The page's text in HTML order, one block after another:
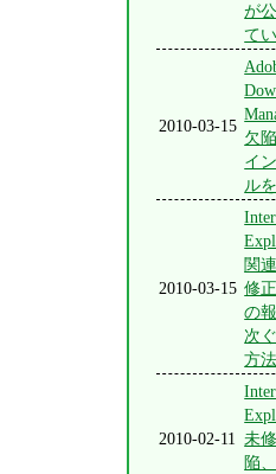
が
て
2010-03-15
欠
イ
ル
2010-03-15
関
修
の
次
方
2010-02-11 未
陥